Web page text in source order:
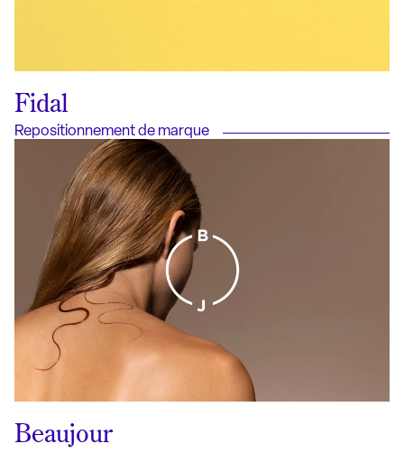
Fidal
Repositionnement de marque
Beaujour